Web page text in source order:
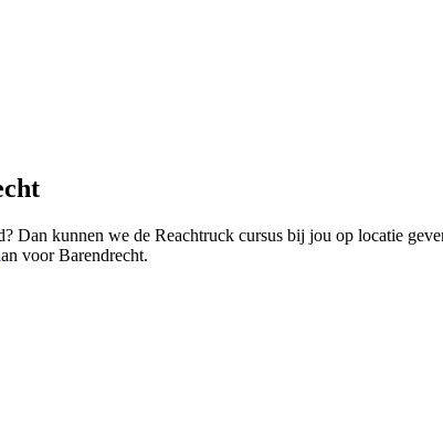
Dan kunnen we de Reachtruck cursus bij jou op locatie
voor Barendrecht.